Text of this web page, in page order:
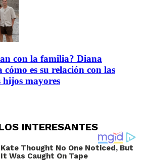
con la familia? Diana
cómo es su relación con las
hijos mayores
INTERESANTES
Kate Thought No One Noticed, But
It Was Caught On Tape